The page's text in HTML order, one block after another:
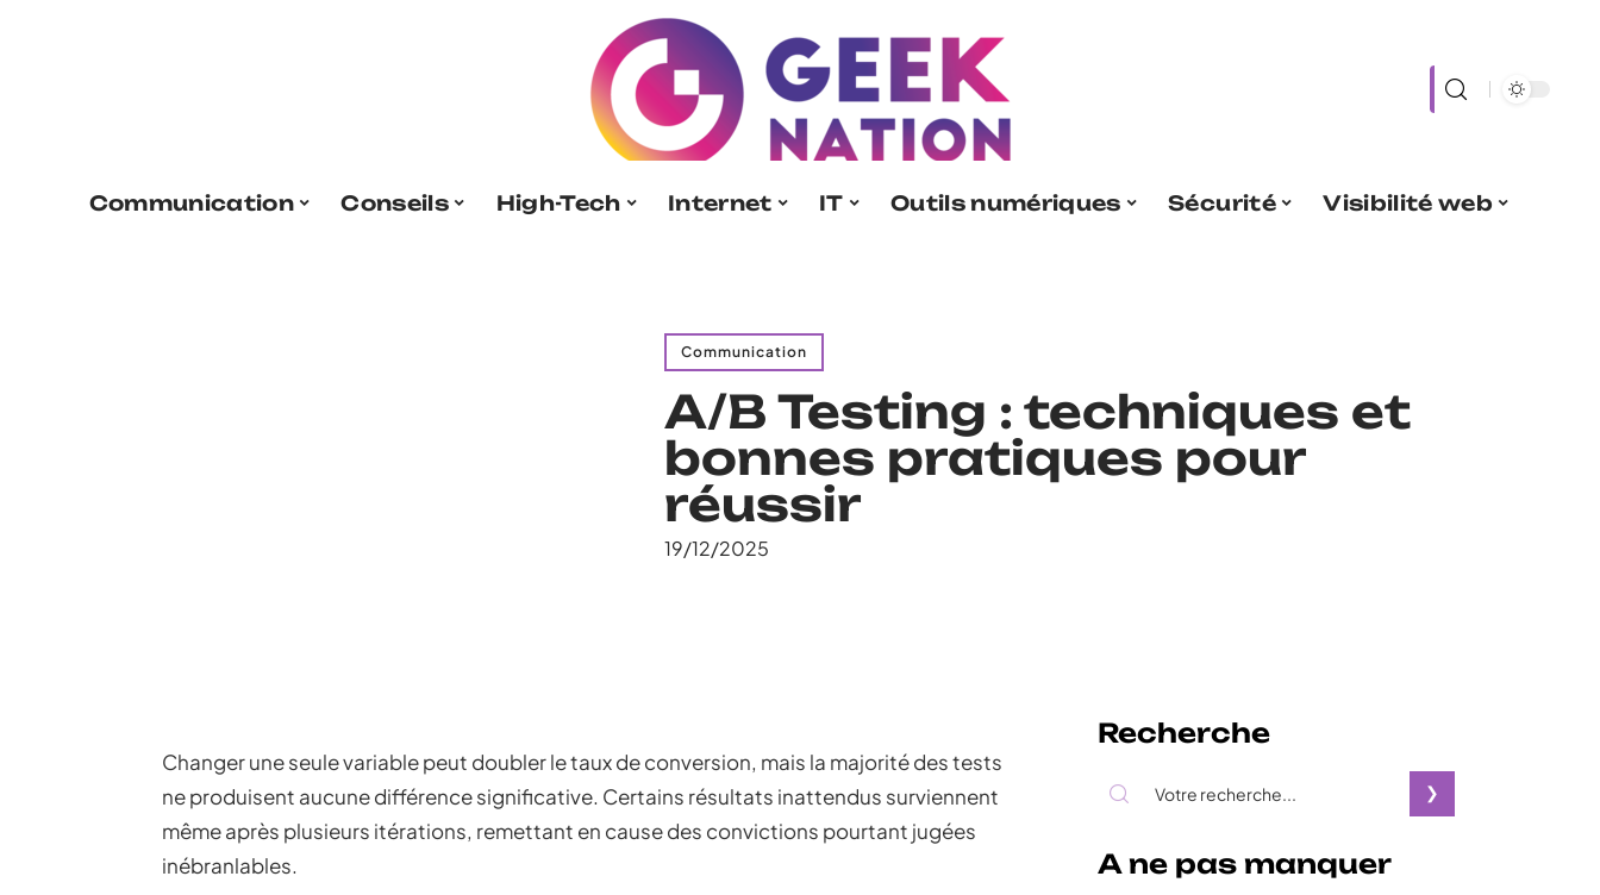
Communication Conseils High-Tech Internet IT Outils numériques Sécurité Visibilité web
Communication
A/B Testing : techniques et
bonnes pratiques pour
réussir
19/12/2025
Changer une seule variable peut doubler le taux de conversion, mais la majorité des tests
ne produisent aucune différence significative. Certains résultats inattendus surviennent
même après plusieurs itérations, remettant en cause des convictions pourtant jugées
inébranlables.
Recherche
A ne pas manquer